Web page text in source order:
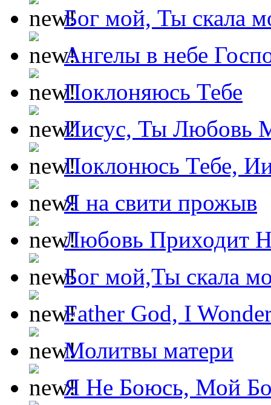
Бог мой, Ты скала
Ангелы в небе
Поклоняюсь Тебе
Иисус, Ты Любовь
Поклонюсь Тебе,
Я на свити прожыв
Любовь Приходит
Бог мой,Ты скала
Father God, I
Молитвы матери
Я Не Боюсь, Мой